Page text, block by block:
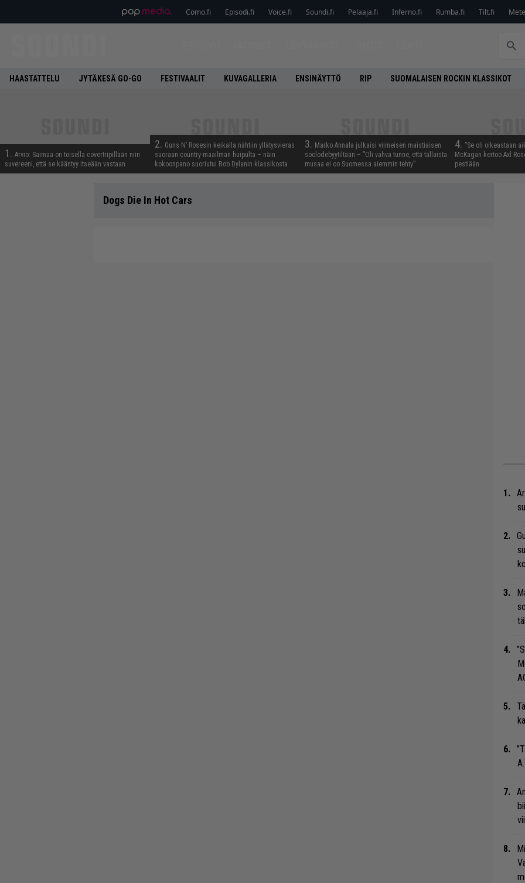
Como.fi Episodi.fi Voice.fi Soundi.fi Pelaaja.fi Inferno.fi Rumba.fi Tilt.fi
HAASTATTELU JYTÄKESÄ GO-GO FESTIVAALIT KUVAGALLERIA ENSINÄYTTÖ RIP SUOMALAISEN ROCKIN KLASSIKOT
1. Arvio: Saimaa on toisella covertripillään niin
suvereeni, että se kääntyy itseään vastaan
2. Guns N’ Rosesin keikalla nähtiin yllätysvieras
suoraan country-maailman huipulta – näin
kokoonpano suoriutui Bob Dylanin klassikosta
3. Marko Annala julkaisi viimeisen maistiaisen
soolodebyytiltään – ”Oli vahva tunne, että tällaista
musaa ei oo Suomessa aiemmin tehty”
4. ”Se oli oikeastaan
McKagan kertoo Axl
pestiään
Dogs Die In Hot Cars